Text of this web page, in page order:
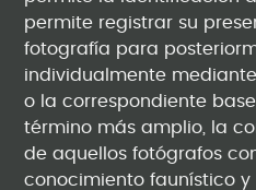
permite registrar su
fotografía para
individualmente
o la correspondiente
término más amplio, la
de aquellos fotógrafos
conocimiento faunístico